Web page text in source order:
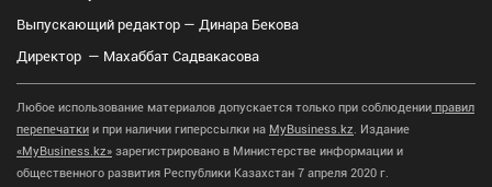
Выпускающий редактор — Динара Бекова
Директор — Махаббат Садвакасова
Любое использование материалов допускается только при соблюдении правил
перепечатки и при наличии гиперссылки на MyBusiness.kz. Издание
«MyBusiness.kz» зарегистрировано в Министерстве информации и
общественного развития Республики Казахстан 7 апреля 2020 г.